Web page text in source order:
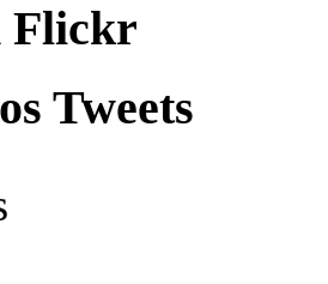
Flickr
Tweets